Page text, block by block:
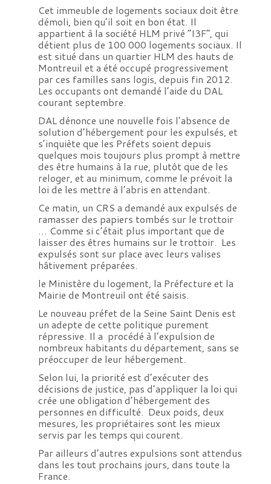
Cet immeuble de logements sociaux doit être
démoli, bien qu’il soit en bon état. Il
appartient à la société HLM privé “I3F”, qui
détient plus de 100 000 logements sociaux. Il
est situé dans un quartier HLM des hauts de
Montreuil et a été occupé progressivement
par ces familles sans logis, depuis fin 2012.
Les occupants ont demandé l’aide du DAL
courant septembre.
DAL dénonce une nouvelle fois l’absence de
solution d’hébergement pour les expulsés, et
s’inquiète que les Préfets soient depuis
quelques mois toujours plus prompt à mettre
des être humains à la rue, plutôt que de les
reloger, et au minimum, comme le prévoit la
loi de les mettre à l’abris en attendant.
Ce matin, un CRS a demandé aux expulsés de
ramasser des papiers tombés sur le trottoir
… Comme si c’était plus important que de
laisser des êtres humains sur le trottoir. Les
expulsés sont sur place avec leurs valises
hâtivement préparées.
le Ministère du logement, la Préfecture et la
Mairie de Montreuil ont été saisis.
Le nouveau préfet de la Seine Saint Denis est
un adepte de cette politique purement
répressive. Il a procédé à l’expulsion de
nombreux habitants du département, sans se
préoccuper de leur hébergement.
Selon lui, la priorité est d’exécuter des
décisions de justice, pas d’appliquer la loi qui
crée une obligation d’hébergement des
personnes en difficulté. Deux poids, deux
mesures, les propriétaires sont les mieux
servis par les temps qui courent.
Par ailleurs d’autres expulsions sont attendus
dans les tout prochains jours, dans toute la
France.